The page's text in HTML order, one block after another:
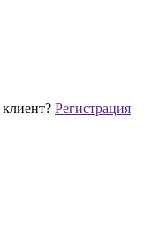
Регистрация